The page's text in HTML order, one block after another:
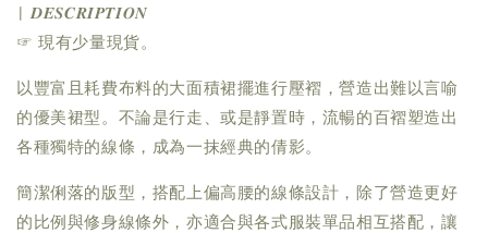
| 𝑫𝑬𝑺𝑪𝑹𝑰𝑷𝑻𝑰𝑶𝑵
☞ 現有少量現貨。
以豐富且耗費布料的大面積裙擺進行壓褶，營造出難以言喻
的優美裙型。不論是行走、或是靜置時，流暢的百褶塑造出
各種獨特的線條，成為一抹經典的倩影。
簡潔俐落的版型，搭配上偏高腰的線條設計，除了營造更好
的比例與修身線條外，亦適合與各式服裝單品相互搭配，讓